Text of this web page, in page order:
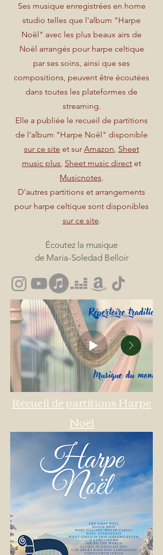
Ses musique enregistrées en home
studio telles que l'album "Harpe
Noël" avec les plus beaux airs de
Noël arrangés pour harpe celtique
par ses soins, ainsi que ses
compositions, peuvent être écoutées
dans toutes les plateformes de
streaming.
Elle a publiée le recueil de partitions
de l'album "Harpe Noël" disponible
sur ce site et sur Amazon Sheet
music plus Sheet music direct et
Musicnotes.
D'autres partitions et arrangements
pour harpe celtique sont disponibles
sur ce site.
Écoutez la musique
de Maria-Soledad Belloir
Recueil de partitions Harpe
Noël